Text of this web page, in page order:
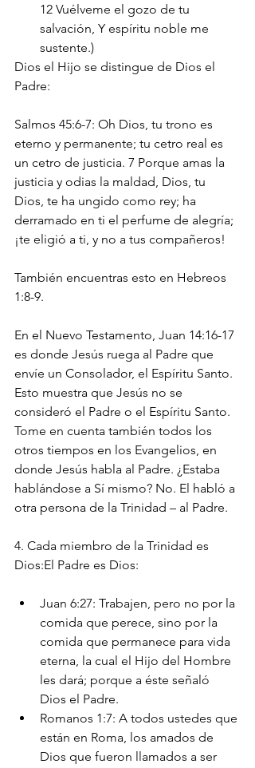
12 Vuélveme el gozo de tu
salvación, Y espíritu noble me
sustente.)
Dios el Hijo se distingue de Dios el
Padre:
Salmos 45:6-7: Oh Dios, tu trono es
eterno y permanente; tu cetro real es
un cetro de justicia. 7 Porque amas la
justicia y odias la maldad, Dios, tu
Dios, te ha ungido como rey; ha
derramado en ti el perfume de alegría;
¡te eligió a ti, y no a tus compañeros!
También encuentras esto en Hebreos
1:8-9.
En el Nuevo Testamento, Juan 14:16-17
es donde Jesús ruega al Padre que
envíe un Consolador, el Espíritu Santo.
Esto muestra que Jesús no se
consideró el Padre o el Espíritu Santo.
Tome en cuenta también todos los
otros tiempos en los Evangelios, en
donde Jesús habla al Padre. ¿Estaba
hablándose a Sí mismo? No. El habló a
otra persona de la Trinidad – al Padre.
4. Cada miembro de la Trinidad es
Dios:El Padre es Dios:
Juan 6:27: Trabajen, pero no por la
comida que perece, sino por la
comida que permanece para vida
eterna, la cual el Hijo del Hombre
les dará; porque a éste señaló
Dios el Padre.
Romanos 1:7: A todos ustedes que
están en Roma, los amados de
Dios que fueron llamados a ser